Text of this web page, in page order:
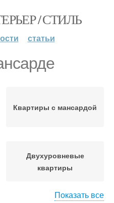
/ СТИЛЬ
статьи
Квартиры с мансардой
Двухуровневые
квартиры
Показать все